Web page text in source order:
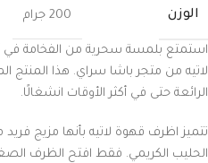
الوزن 200 جرام
استمتع بلمسة سحرية من الفخامة
لاتيه من متجر باشا سراي. هذا المنتج
الرائعة حتى في أكثر الأوقات انشغالًا.
تتميز اظرف قهوة لاتيه بأنها مزيج
الحليب الكريمي. فقط افتح الظرف